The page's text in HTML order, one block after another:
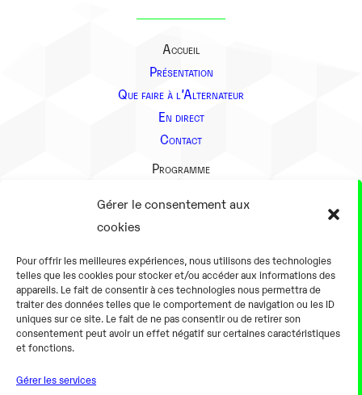
Gérer le consentement aux
cookies
Pour offrir les meilleures expériences, nous utilisons des technologies
telles que les cookies pour stocker et/ou accéder aux informations des
appareils. Le fait de consentir à ces technologies nous permettra de
traiter des données telles que le comportement de navigation ou les ID
uniques sur ce site. Le fait de ne pas consentir ou de retirer son
consentement peut avoir un effet négatif sur certaines caractéristiques
et fonctions.
Gérer les services
Accueil
Présentation
Que faire à l’Alternateur
En direct
Contact
Programme
Présentation
En pratique
Tarifs et horaires
Salles
Équipements numériques